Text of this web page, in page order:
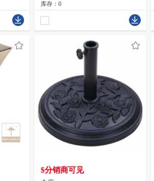
库存：0
$分销商可见